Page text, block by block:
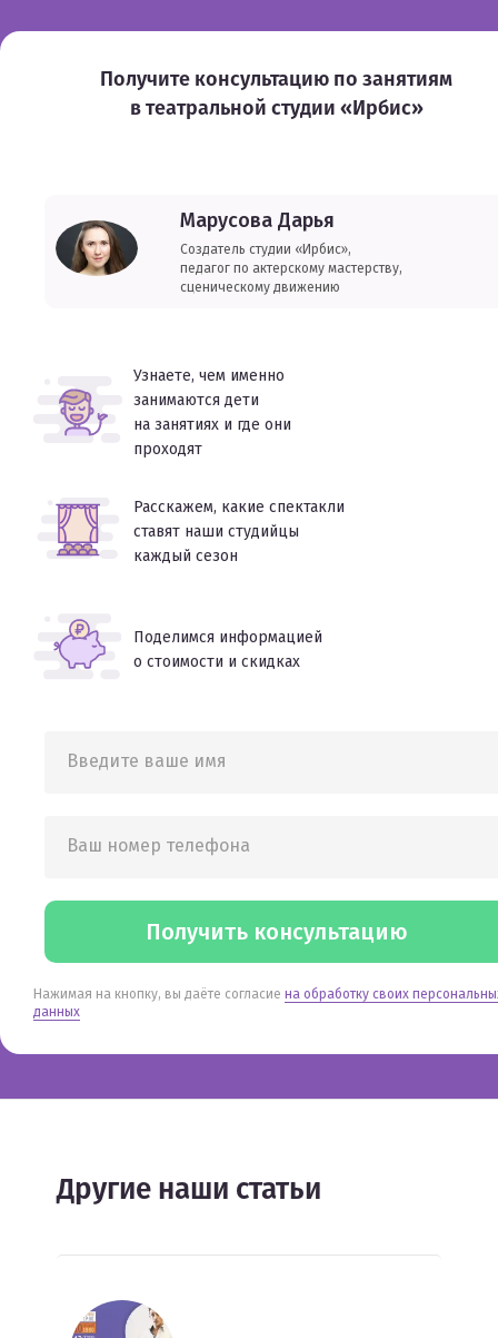
Получите консультацию по занятиям
в театральной студии «Ирбис»
Марусова Дарья
Создатель студии «Ирбис»,
педагог по актерскому мастерству,
сценическому движению
Узнаете, чем именно
занимаются дети
на занятиях и где они
проходят
Расскажем, какие спектакли
ставят наши студийцы
каждый сезон
Поделимся информацией
о стоимости и скидках
Введите ваше имя
Ваш номер телефона
Получить консультацию
Нажимая на кнопку, вы даёте согласие на обработку своих
данных
Другие наши статьи